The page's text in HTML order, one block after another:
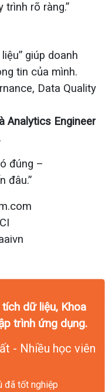
rõ ràng.”
giúp doanh
tin của mình.
Data Quality
Analytics Engineer
đúng –
đâu.”
dữ liệu, Khoa
trình ứng dụng.
- Nhiều học viên
đã tốt nghiệp